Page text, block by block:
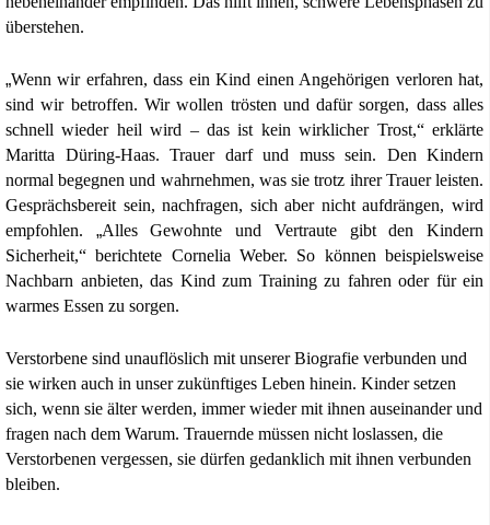
überstehen.
„Wenn wir erfahren, dass ein Kind einen Angehörigen verloren hat,
sind wir betroffen. Wir wollen trösten und dafür sorgen, dass alles
schnell wieder heil wird – das ist kein wirklicher Trost,“ erklärte
Maritta Düring-Haas. Trauer darf und muss sein. Den Kindern
normal begegnen und wahrnehmen, was sie trotz ihrer Trauer leisten.
Gesprächsbereit sein, nachfragen, sich aber nicht aufdrängen, wird
empfohlen. „Alles Gewohnte und Vertraute gibt den Kindern
Sicherheit,“ berichtete Cornelia Weber. So können beispielsweise
Nachbarn anbieten, das Kind zum Training zu fahren oder für ein
warmes Essen zu sorgen.
Verstorbene sind unauflöslich mit unserer Biografie verbunden und
sie wirken auch in unser zukünftiges Leben hinein. Kinder setzen
sich, wenn sie älter werden, immer wieder mit ihnen auseinander und
fragen nach dem Warum. Trauernde müssen nicht loslassen, die
Verstorbenen vergessen, sie dürfen gedanklich mit ihnen verbunden
bleiben.